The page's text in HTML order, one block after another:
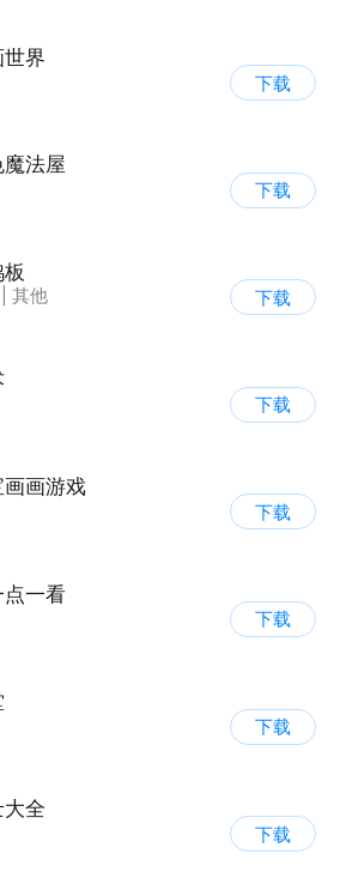
界
游戏
下载
法屋
下载
其他
游戏
下载
下载
画画游戏
下载
一看
下载
下载
全
游戏
下载